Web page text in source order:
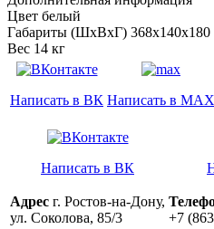
Цвет белый
Габариты (ШxВxГ)
Вес 14 кг
Написать в ВК Написать в MAX
Написать в ВК
Адрес г. Ростов-на-Дону,
ул. Соколова, 85/3
+7